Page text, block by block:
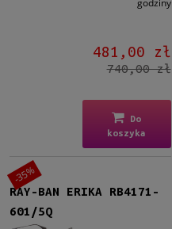
Lustro
Tak(1)
godziny
481,00 zł
740,00 zł
Do
koszyka
RAY-BAN ERIKA RB4171-
601/5Q
-35%